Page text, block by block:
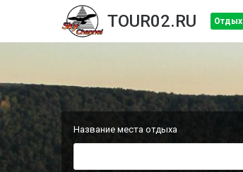
TOUR02.RU Отдых
Название места отдыха